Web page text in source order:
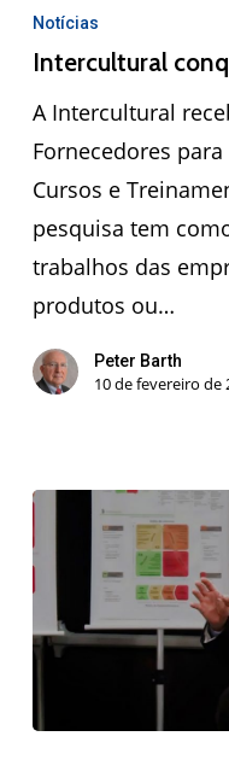
Notícias
Intercultural
A Intercultural
Fornecedores
Cursos e
pesquisa tem
trabalhos das
produtos ou…
Peter Barth
10 de fevereiro de